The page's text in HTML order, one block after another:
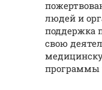
людей и
поддержка
свою
программы